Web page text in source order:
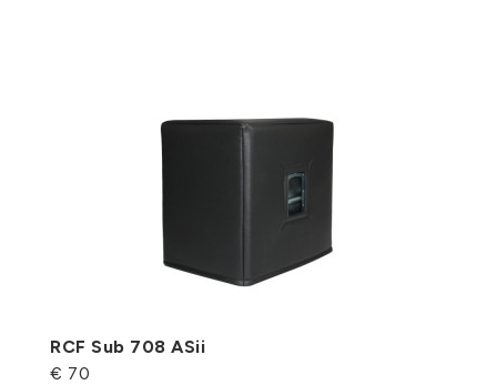
RCF Sub 708 ASii
€ 70